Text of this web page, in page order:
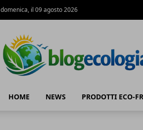
domenica, il 09 agosto 2026
HOME NEWS PRODOTTI ECO-